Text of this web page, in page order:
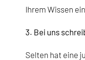
Ihrem Wissen
3. Bei uns
Selten hat eine